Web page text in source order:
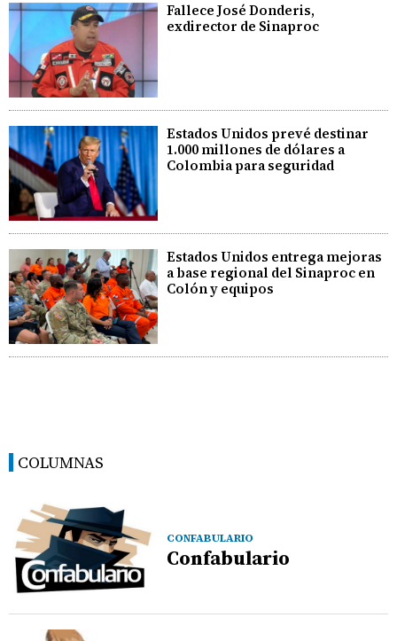
Fallece José Donderis,
exdirector de Sinaproc
Estados Unidos prevé destinar
1.000 millones de dólares a
Colombia para seguridad
Estados Unidos entrega mejoras
a base regional del Sinaproc en
Colón y equipos
COLUMNAS
CONFABULARIO
Confabulario